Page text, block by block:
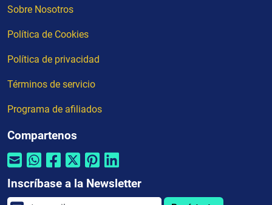
Sobre Nosotros
Política de Cookies
Política de privacidad
Términos de servicio
Programa de afiliados
Compartenos
Inscríbase a la Newsletter